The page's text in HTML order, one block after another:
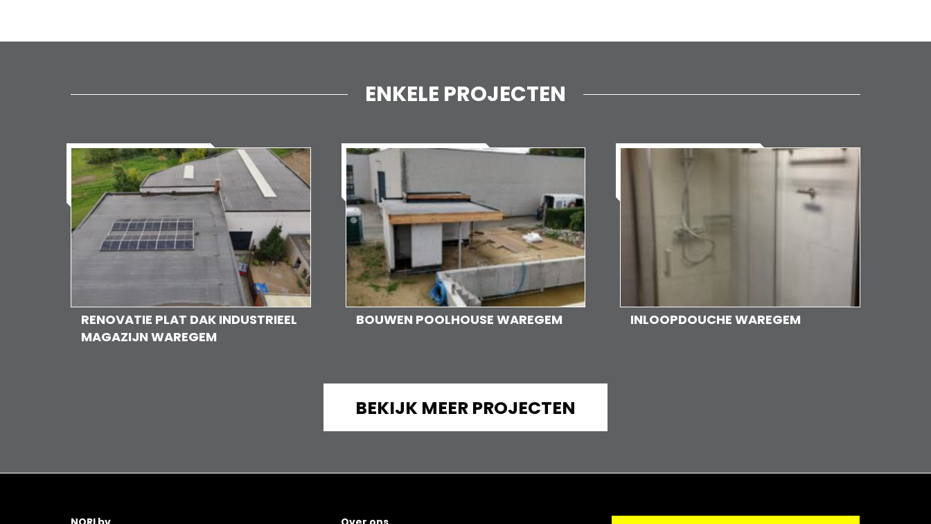
ENKELE PROJECTEN
RENOVATIE PLAT DAK INDUSTRIEEL
MAGAZIJN WAREGEM
BOUWEN POOLHOUSE WAREGEM INLOOPDOUCHE WAREGEM
BEKIJK MEER PROJECTEN